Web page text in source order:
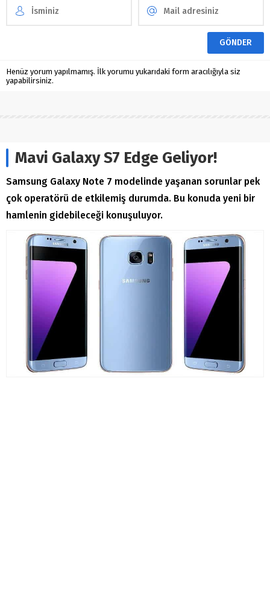
Henüz yorum yapılmamış. İlk yorumu yukarıdaki form aracılığıyla siz
yapabilirsiniz.
Mavi Galaxy S7 Edge Geliyor!
Samsung Galaxy Note 7 modelinde yaşanan sorunlar pek
çok operatörü de etkilemiş durumda. Bu konuda yeni bir
hamlenin gidebileceği konuşuluyor.